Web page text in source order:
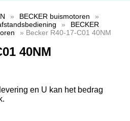
» BECKER buismotoren
»
»
BECKER
» Becker R40-17-C01 40NM
40NM
en U kan het bedrag